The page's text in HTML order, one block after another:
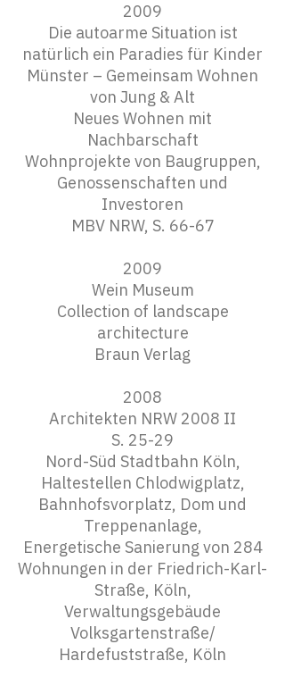
2009
Die autoarme Situation ist
natürlich ein Paradies für Kinder
Münster – Gemeinsam Wohnen
von Jung & Alt
Neues Wohnen mit
Nachbarschaft
Wohnprojekte von Baugruppen,
Genossenschaften und
Investoren
MBV NRW, S. 66-67
2009
Wein Museum
Collection of landscape
architecture
Braun Verlag
2008
Architekten NRW 2008 II
S. 25-29
Nord-Süd Stadtbahn Köln,
Haltestellen Chlodwigplatz,
Bahnhofsvorplatz, Dom und
Treppenanlage,
Energetische Sanierung von 284
Wohnungen in der Friedrich-Karl-
Straße, Köln,
Verwaltungsgebäude
Volksgartenstraße/
Hardefuststraße, Köln